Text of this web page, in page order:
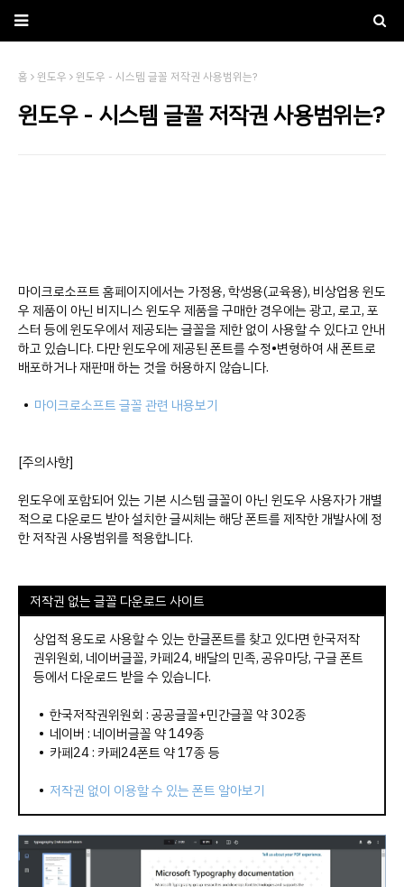
홈 윈도우 윈도우 - 시스템 글꼴 저작권 사용범위는?
윈도우 - 시스템 글꼴 저작권 사용범위는?
마이크로소프트 홈페이지에서는 가정용, 학생용(교육용), 비상업용 윈도
우 제품이 아닌 비지니스 윈도우 제품을 구매한 경우에는 광고, 로고, 포
스터 등에 윈도우에서 제공되는 글꼴을 제한 없이 사용할 수 있다고 안내
하고 있습니다. 다만 윈도우에 제공된 폰트를 수정•변형하여 새 폰트로
배포하거나 재판매 하는 것을 허용하지 않습니다.
• 마이크로소프트 글꼴 관련 내용보기
[주의사항]
윈도우에 포함되어 있는 기본 시스템 글꼴이 아닌 윈도우 사용자가 개별
적으로 다운로드 받아 설치한 글씨체는 해당 폰트를 제작한 개발사에 정
한 저작권 사용범위를 적용합니다.
저작권 없는 글꼴 다운로드 사이트
상업적 용도로 사용할 수 있는 한글폰트를 찾고 있다면 한국저작
권위원회, 네이버글꼴, 카페24, 배달의 민족, 공유마당, 구글 폰트
등에서 다운로드 받을 수 있습니다.
• 한국저작권위원회 : 공공글꼴+민간글꼴 약 302종
• 네이버 : 네이버글꼴 약 149종
• 카페24 : 카페24폰트 약 17종 등
• 저작권 없이 이용할 수 있는 폰트 알아보기